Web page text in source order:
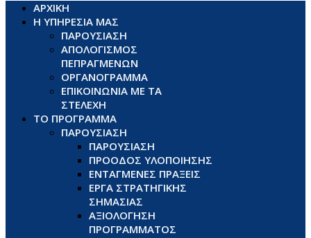
ΑΡΧΙΚΗ
Η ΥΠΗΡΕΣΙΑ ΜΑΣ
ΠΑΡΟΥΣΙΑΣΗ
ΑΠΟΛΟΓΙΣΜΟΣ
ΠΕΠΡΑΓΜΕΝΩΝ
ΟΡΓΑΝΟΓΡΑΜΜΑ
ΕΠΙΚΟΙΝΩΝΙΑ ΜΕ ΤΑ
ΣΤΕΛΕΧΗ
ΤΟ ΠΡΟΓΡΑΜΜΑ
ΠΑΡΟΥΣΙΑΣΗ
ΠΑΡΟΥΣΙΑΣΗ
ΠΡΟΟΔΟΣ ΥΛΟΠΟΙΗΣΗΣ
ΕΝΤΑΓΜΕΝΕΣ ΠΡΑΞΕΙΣ
ΕΡΓΑ ΣΤΡΑΤΗΓΙΚΗΣ
ΣΗΜΑΣΙΑΣ
ΑΞΙΟΛΟΓΗΣΗ
ΠΡΟΓΡΑΜΜΑΤΟΣ